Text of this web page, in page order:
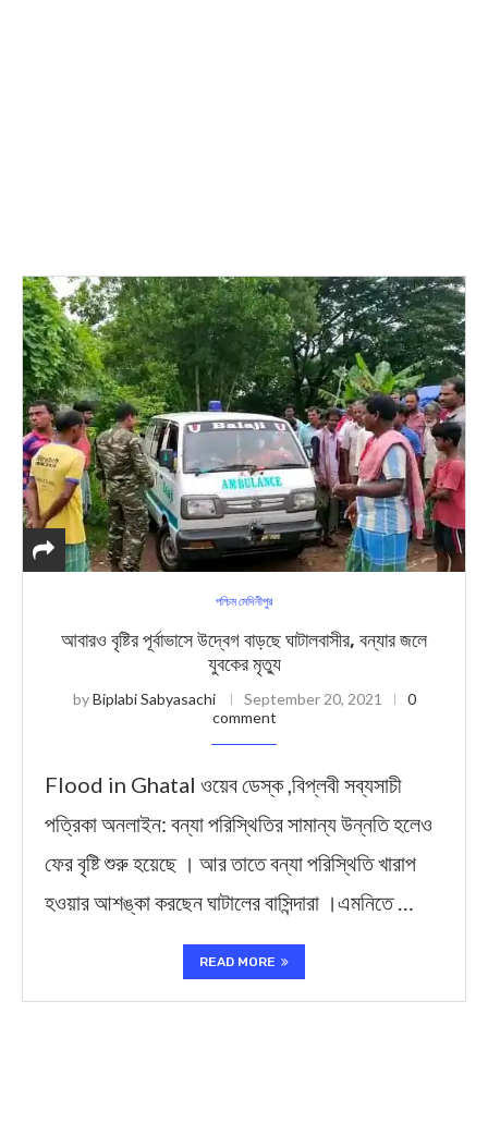
পশ্চিম মেদিনীপুর
আবারও বৃষ্টির পূর্বাভাসে উদ্বেগ বাড়ছে ঘাটালবাসীর, বন্যার জলে
যুবকের মৃত্যু
byBiplabi Sabyasachi September 20, 2021
0
comment
Flood in Ghatal ওয়েব ডেস্ক ,বিপ্লবী সব্যসাচী
পত্রিকা অনলাইন: বন্যা পরিস্থিতির সামান্য উন্নতি হলেও
ফের বৃষ্টি শুরু হয়েছে । আর তাতে বন্যা পরিস্থিতি খারাপ
হওয়ার আশঙ্কা করছেন ঘাটালের বাসিন্দারা ।এমনিতে …
READ MORE